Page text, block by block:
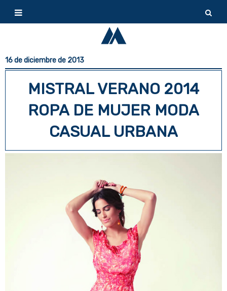
16 de diciembre de 2013
MISTRAL VERANO 2014
ROPA DE MUJER MODA
CASUAL URBANA